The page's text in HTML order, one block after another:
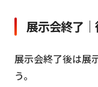
展示会終了｜
展示会終了後は展
う。